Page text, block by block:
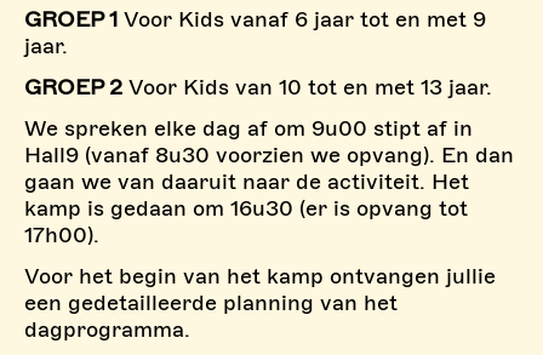
GROEP 1 Voor Kids vanaf 6 jaar tot en met 9
jaar.
GROEP 2 Voor Kids van 10 tot en met 13 jaar.
We spreken elke dag af om 9u00 stipt af in
Hall9 (vanaf 8u30 voorzien we opvang). En dan
gaan we van daaruit naar de activiteit. Het
kamp is gedaan om 16u30 (er is opvang tot
17h00).
Voor het begin van het kamp ontvangen jullie
een gedetailleerde planning van het
dagprogramma.